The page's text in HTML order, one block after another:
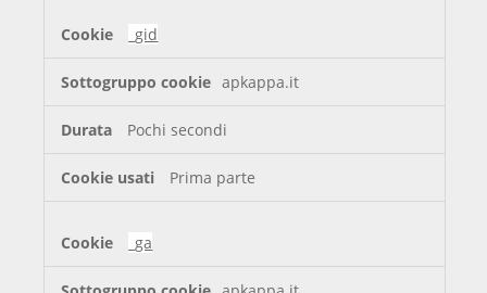
_gid
apkappa.it
Pochi secondi
Prima parte
_ga